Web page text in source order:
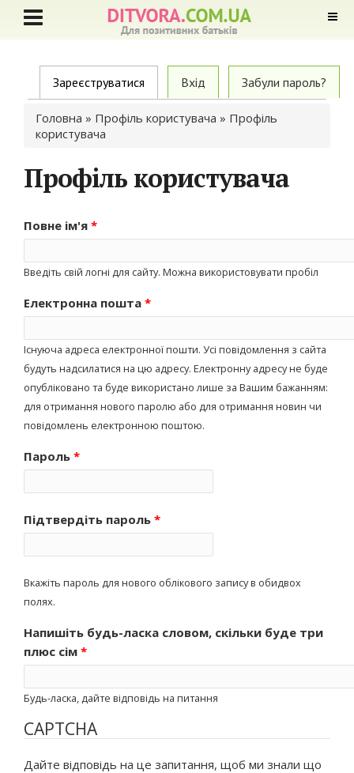
Primary tabs
Зареєструватися (active tab)
Вхід Забули пароль?
Ви є тут
Головна » Профіль користувача » Профіль
користувача
Профіль користувача
Повне ім'я *
Введіть свій логні для сайту. Можна використовувати пробіл
Електронна пошта *
Існуюча адреса електронної пошти. Усі повідомлення з сайта
будуть надсилатися на цю адресу. Електронну адресу не буде
опубліковано та буде використано лише за Вашим бажанням:
для отримання нового паролю або для отримання новин чи
повідомлень електронною поштою.
Пароль *
Підтвердіть пароль *
Вкажіть пароль для нового облікового запису в обидвох
полях.
Напишіть будь-ласка словом, скільки буде три
плюс сім *
Будь-ласка, дайте відповідь на питання
CAPTCHA
Дайте відповідь на це запитання, щоб ми знали що